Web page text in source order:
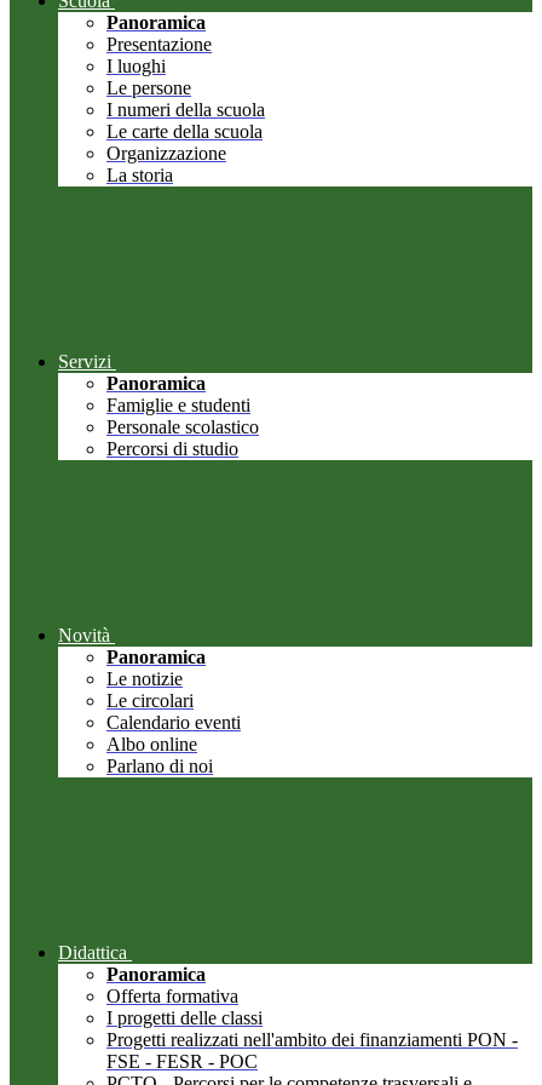
Panoramica
Presentazione
I luoghi
Le persone
I numeri della scuola
Le carte della scuola
Organizzazione
La storia
Servizi
Panoramica
Famiglie e studenti
Personale scolastico
Percorsi di studio
Novità
Panoramica
Le notizie
Le circolari
Calendario eventi
Albo online
Parlano di noi
Didattica
Panoramica
Offerta formativa
I progetti delle classi
Progetti realizzati nell'ambito dei finanziamenti PON -
FSE - FESR - POC